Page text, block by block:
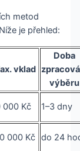
metod
je přehled:
vklad
Doba
výběru
000 Kč 1–3 dny
000 Kč do 24